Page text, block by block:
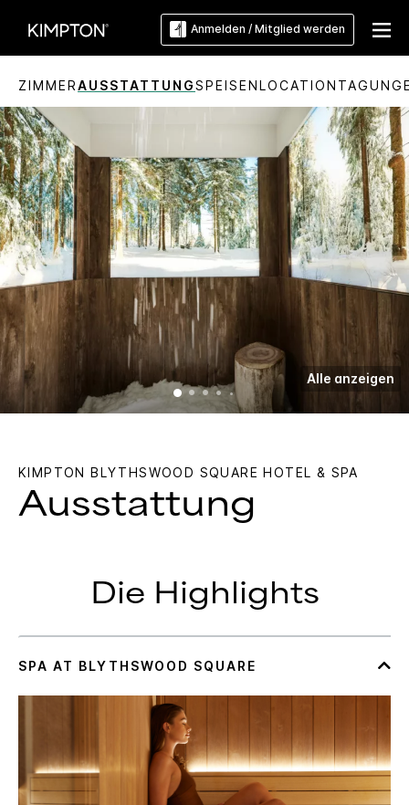
Anmelden / Mitglied werden
ZIMMERAUSSTATTUNGSPEISENLOCATION
Alle anzeigen
KIMPTON BLYTHSWOOD SQUARE HOTEL & SPA
Ausstattung
Die Highlights